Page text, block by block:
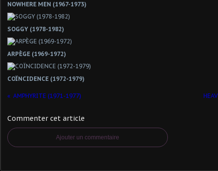
NOWHERE MEN (1967-1973)
SOGGY (1978-1982)
ARPÈGE (1969-1972)
COÏNCIDENCE (1972-1979)
AMPHYRITE (1971-1977)
Commenter cet article
Ajouter un commentaire